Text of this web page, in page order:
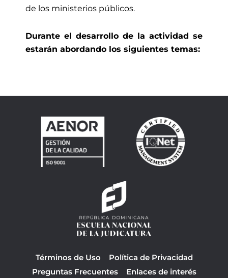
de los ministerios públicos.
Durante el desarrollo de la actividad se
estarán abordando los siguientes temas:
Términos de Uso
Política de Privacidad
Preguntas Frecuentes
Enlaces de interés